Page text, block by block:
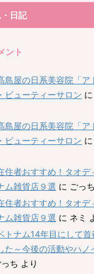
日記
ント
島屋の日系美容院「ア
ビューティーサロン に
島屋の日系美容院「ア
ビューティーサロン に
住者おすすめ！タオデ
ム雑貨店９選 に ごっち
住者おすすめ！タオデ
ム雑貨店９選 に ネミ
トナム14年目にして
た～今後の活動やハノ
っち より